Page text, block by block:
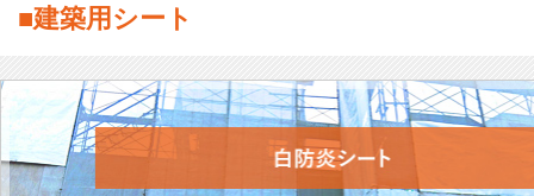
■建築用シート